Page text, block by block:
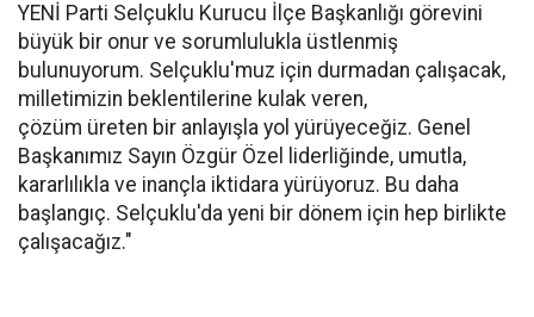
YENİ Parti Selçuklu Kurucu İlçe Başkanlığı görevini
büyük bir onur ve sorumlulukla üstlenmiş
bulunuyorum. Selçuklu'muz için durmadan çalışacak,
milletimizin beklentilerine kulak veren,
çözüm üreten bir anlayışla yol yürüyeceğiz. Genel
Başkanımız Sayın Özgür Özel liderliğinde, umutla,
kararlılıkla ve inançla iktidara yürüyoruz. Bu daha
başlangıç. Selçuklu'da yeni bir dönem için hep birlikte
çalışacağız."